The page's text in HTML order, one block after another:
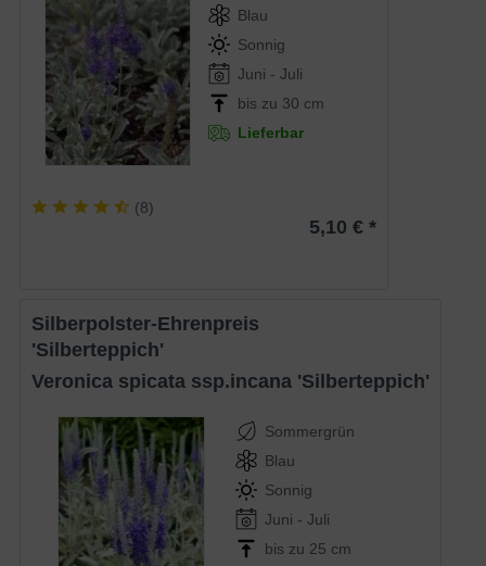
Blau
Sonnig
Juni - Juli
bis zu 30 cm
Lieferbar
(8)
5,10 € *
Silberpolster-Ehrenpreis
'Silberteppich'
Veronica spicata ssp.incana 'Silberteppich'
Sommergrün
Blau
Sonnig
Juni - Juli
bis zu 25 cm